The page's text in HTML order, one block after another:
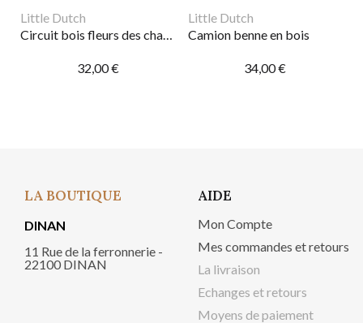
Little Dutch
32,00 €
Little Dutch
Camion benne en bois
34,00 €
LA BOUTIQUE
DINAN
11 Rue de la ferronnerie -
22100 DINAN
AIDE
Mon Compte
Mes commandes et retours
La livraison
Echanges et retours
Moyens de paiement